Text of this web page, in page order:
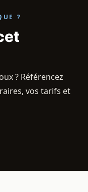
?
? Référencez
vos tarifs et